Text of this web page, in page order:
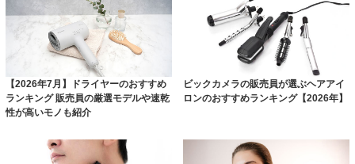
【2026年7月】ドライヤーのおすすめ
ランキング 販売員の厳選モデルや速乾
性が高いモノも紹介
ビックカメラの販売員が選ぶヘアアイ
ロンのおすすめランキング【2026年】